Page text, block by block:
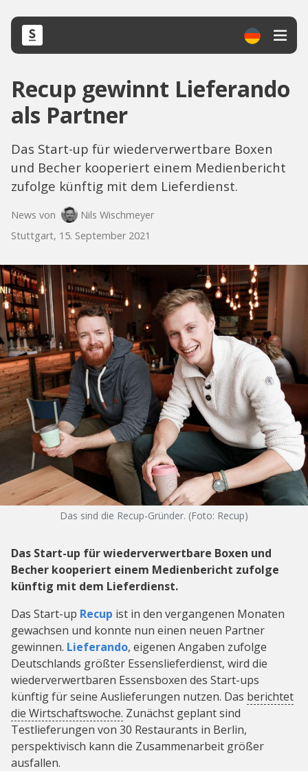
Recup gewinnt Lieferando
als Partner
Das Start-up für wiederverwertbare Boxen
und Becher kooperiert einem Medienbericht
zufolge künftig mit dem Lieferdienst.
News von
Nils Wischmeyer
Stuttgart, 15. September 2021
Das sind die Recup-Gründer. (Foto: Recup)
Das Start-up für wiederverwertbare Boxen und
Becher kooperiert einem Medienbericht zufolge
künftig mit dem Lieferdienst.
Das Start-up Recup ist in den vergangenen Monaten
gewachsen und konnte nun einen neuen Partner
gewinnen. Lieferando, eigenen Angaben zufolge
Deutschlands größter Essenslieferdienst, wird die
wiederverwertbaren Essensboxen des Start-ups
künftig für seine Auslieferungen nutzen. Das berichtet
die Wirtschaftswoche. Zunächst geplant sind
Testlieferungen von 30 Restaurants in Berlin,
perspektivisch kann die Zusammenarbeit größer
ausfallen.